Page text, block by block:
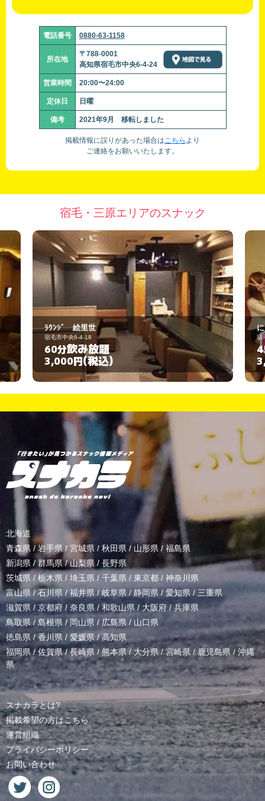
電話番号 0880-63-1158
所在地
〒788-0001
高知県宿毛市中央6-4-24
営業時間 20:00〜24:00
定休日 日曜
備考 2021年9月 移転しました
掲載情報に誤りがあった場合はこちら より
ご連絡をお願いいたします。
宿毛・三原エリアのスナック
にゃんにゃんにゃん
宿毛市中央6-4-26
45分飲み放題
3,000円(税込)
北海道
青森県 / 岩手県/ 宮城県 / 秋田県 / 山形県/ 福島県
新潟県 /群馬県/山梨県 / 長野県
茨城県 / 栃木県 / 埼玉県 / 千葉県 / 東京都 / 神奈川県
富山県 /石川県/福井県/岐阜県 / 静岡県 / 愛知県 / 三重県
滋賀県 / 京都府 / 奈良県 / 和歌山県/ 大阪府 /兵庫県
鳥取県/ 島根県 /岡山県/ 広島県 / 山口県
徳島県 /香川県 / 愛媛県/高知県
福岡県/佐賀県/長崎県 /熊本県/ 大分県/宮崎県 /鹿児島県 / 沖縄
県
スナカラとは?
掲載希望の方はこちら
運営組織
プライバシーポリシー
お問い合わせ